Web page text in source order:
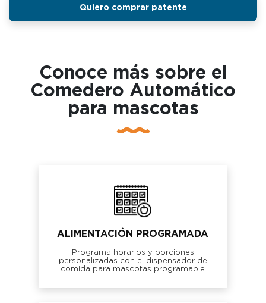
Quiero comprar patente
Conoce más sobre el
Comedero Automático
para mascotas
ALIMENTACIÓN PROGRAMADA
Programa horarios y porciones
personalizadas con el dispensador de
comida para mascotas programable